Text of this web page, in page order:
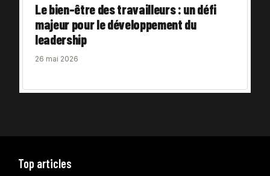
Le bien-être des travailleurs : un défi
majeur pour le développement du
leadership
26 mai 2026
Top articles